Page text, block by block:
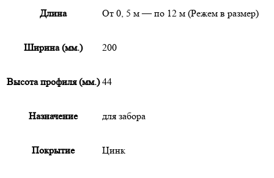
Длина От 0, 5 м — по 12 м (Режем в размер)
Ширина (мм.) 200
Высота профиля (мм.) 44
Назначение для забора
Покрытие Цинк